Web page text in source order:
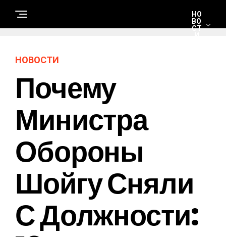
НО
ВО
СТ
НОВОСТИ
Почему
Министра
Обороны
Шойгу Сняли
С Должности: